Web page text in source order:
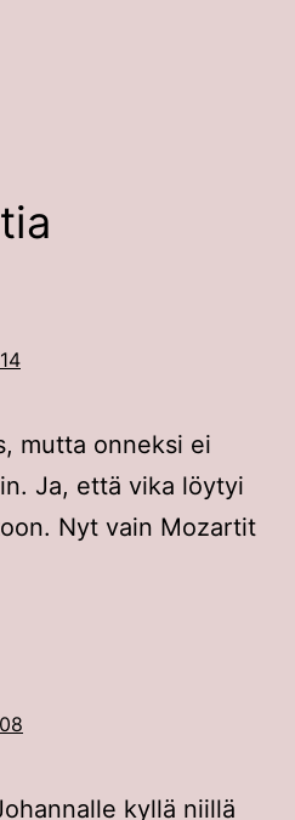
mutta onneksi ei
Ja, että vika löytyi
Nyt vain Mozartit
kyllä niillä